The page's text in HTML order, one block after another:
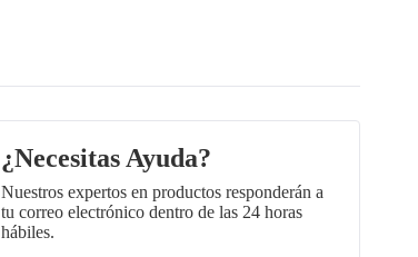
¿Necesitas Ayuda?
Nuestros expertos en productos responderán a
tu correo electrónico dentro de las 24 horas
hábiles.